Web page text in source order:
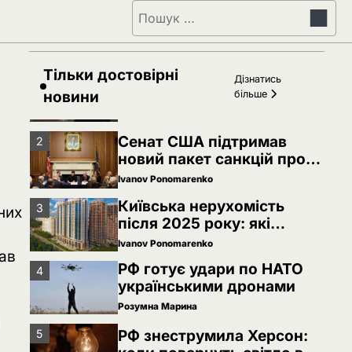
Пошук:
Тільки достовірні
новини
Дізнатись
більше
РФ знеструмила Херсон:
коли повернуть світло в
оселі
Невідомі безпілотники
помітили над військовою
2
Сенат США підтримав
новий пакет санкцій проти
Росії: що буде далі
Ivanov Ponomarenko
3
Київська нерухомість
після 2025 року: які
проєкти формують новий
вигляд столиці
Ivanov Ponomarenko
4
РФ готує удари по НАТО
українськими дронами
Розумна Марина
5
РФ знеструмила Херсон: